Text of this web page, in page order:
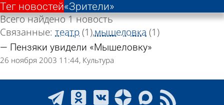
«Зрители»
Тег новостей
Всего найдено 1 новость
Связанные: театр(1)мышеловка (1)
Пензяки увидели «Мышеловку»
26 ноября 2003 11:44 Культура